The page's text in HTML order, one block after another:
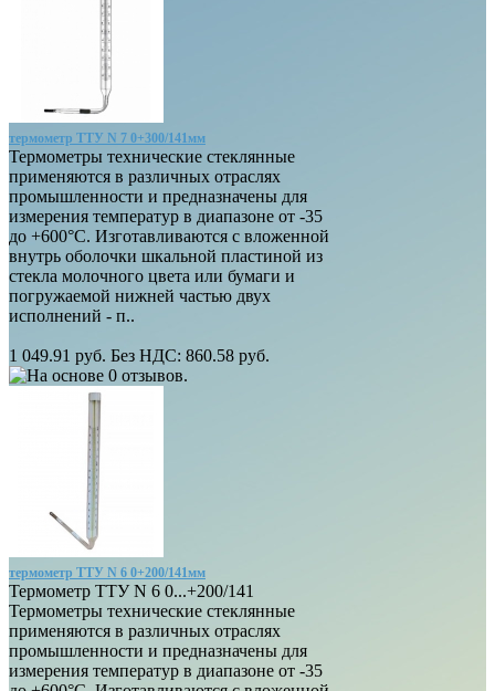
термометр ТТУ N 7 0+300/141мм
Термометры технические стеклянные
применяются в различных отраслях
промышленности и предназначены для
измерения температур в диапазоне от -35
до +600°С. Изготавливаются с вложенной
внутрь оболочки шкальной пластиной из
стекла молочного цвета или бумаги и
погружаемой нижней частью двух
исполнений - п..
1 049.91 руб. Без НДС: 860.58 руб.
термометр ТТУ N 6 0+200/141мм
Термометр ТТУ N 6 0...+200/141
Термометры технические стеклянные
применяются в различных отраслях
промышленности и предназначены для
измерения температур в диапазоне от -35